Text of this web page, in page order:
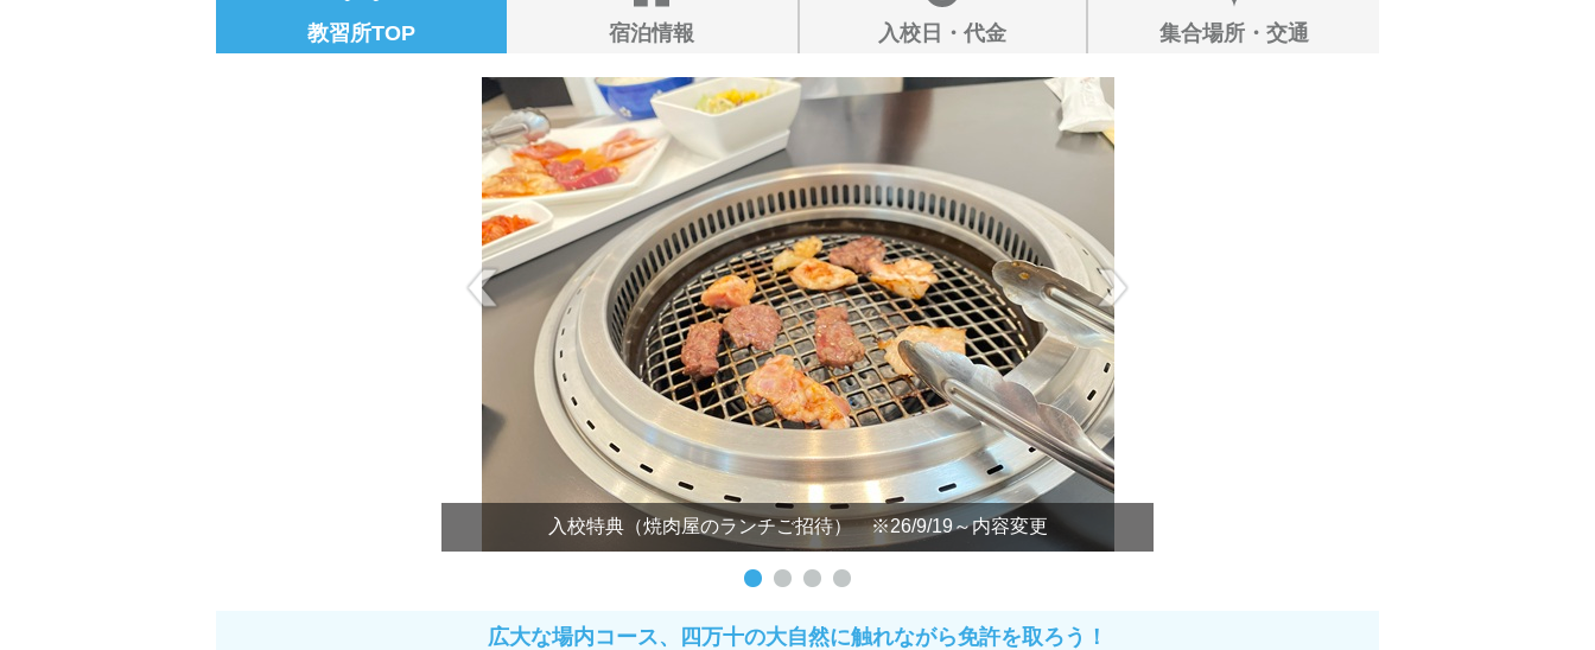
教習所TOP 宿泊情報 入校日・代金 集合場所・交通
入校特典（焼肉屋のランチご招待） ※26/9/19～内容変更
広大な場内コース、四万十の大自然に触れながら免許を取ろう！